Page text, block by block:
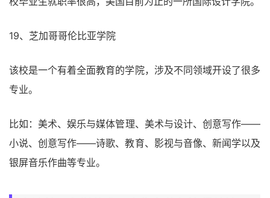
19、芝加哥哥伦比亚学院
该校是一个有着全面教育的学院，涉及不同领域开设了很多
专业。
比如：美术、娱乐与媒体管理、美术与设计、创意写作――
小说、创意写作――诗歌、教育、影视与音像、新闻学以及
银屏音乐作曲等专业。